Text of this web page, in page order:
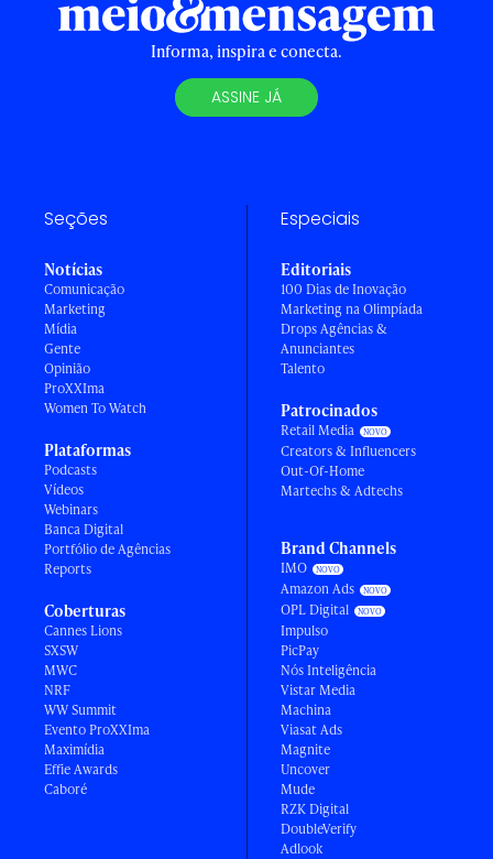
Informa, inspira e conecta.
ASSINE JÁ
Seções
Notícias
Comunicação
Marketing
Mídia
Gente
Opinião
ProXXIma
Women To Watch
Plataformas
Podcasts
Vídeos
Webinars
Banca Digital
Portfólio de Agências
Reports
Coberturas
Cannes Lions
SXSW
MWC
NRF
WW Summit
Evento ProXXIma
Maximídia
Effie Awards
Caboré
Especiais
Editoriais
100 Dias de Inovação
Marketing na Olimpíada
Drops Agências &
Anunciantes
Talento
Patrocinados
Retail Media
Creators & Influencers
Out-Of-Home
Martechs & Adtechs
Brand Channels
IMO
Amazon Ads
OPL Digital
Impulso
PicPay
Nós Inteligência
Vistar Media
Machina
Viasat Ads
Magnite
Uncover
Mude
RZK Digital
DoubleVerify
Adlook